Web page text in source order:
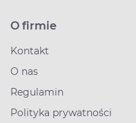
O firmie
Kontakt
O nas
Regulamin
Polityka prywatności